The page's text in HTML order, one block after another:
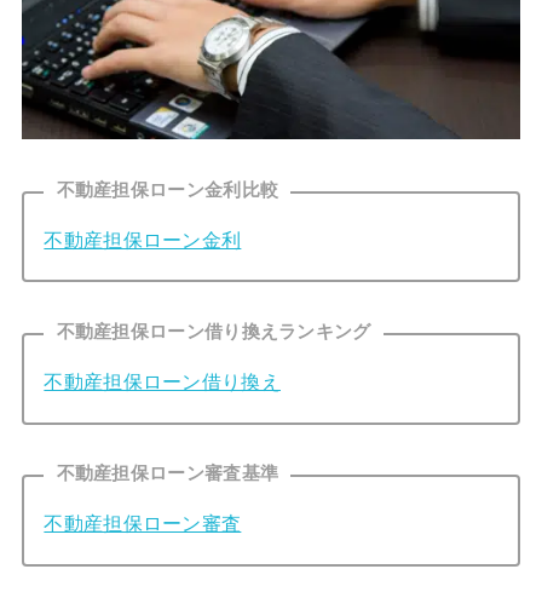
不動産担保ローン金利比較
不動産担保ローン金利
不動産担保ローン借り換えランキング
不動産担保ローン借り換え
不動産担保ローン審査基準
不動産担保ローン審査